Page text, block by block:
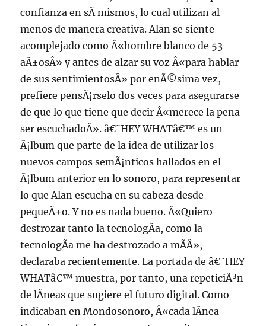
confianza en sÃ­ mismos, lo cual utilizan al
menos de manera creativa. Alan se siente
acomplejado como Â«hombre blanco de 53
aÃ±osÂ» y antes de alzar su voz Â«para hablar
de sus sentimientosÂ» por enÃ©sima vez,
prefiere pensÃ¡rselo dos veces para asegurarse
de que lo que tiene que decir Â«merece la pena
ser escuchadoÂ». â€˜HEY WHATâ€™ es un
Ã¡lbum que parte de la idea de utilizar los
nuevos campos semÃ¡nticos hallados en el
Ã¡lbum anterior en lo sonoro, para representar
lo que Alan escucha en su cabeza desde
pequeÃ±o. Y no es nada bueno. Â«Quiero
destrozar tanto la tecnologÃ­a, como la
tecnologÃ­a me ha destrozado a mÃ­Â»,
declaraba recientemente. La portada de â€˜HEY
WHATâ€™ muestra, por tanto, una repeticiÃ³n
de lÃ­neas que sugiere el futuro digital. Como
indicaban en Mondosonoro, Â«cada lÃ­nea